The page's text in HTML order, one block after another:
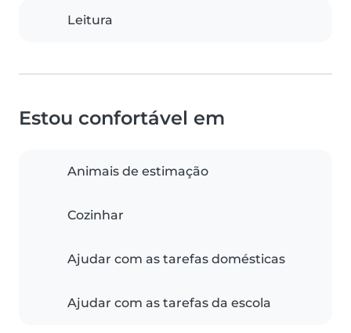
Leitura
Estou confortável em
Animais de estimação
Cozinhar
Ajudar com as tarefas domésticas
Ajudar com as tarefas da escola